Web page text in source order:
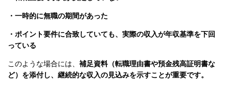
・一時的に無職の期間があった
・ポイント要件に合致していても、実際の収入が年収基準を下回
っている
このような場合には、 補足資料（転職理由書や預金残高証明書な
ど）を添付し、継続的な収入の見込みを示すことが重要です。